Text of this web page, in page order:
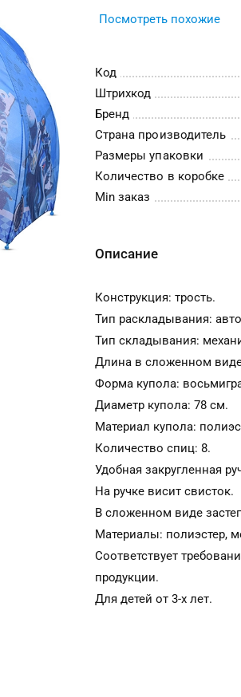
Посмотреть похожие
Код
Штрихкод
Бренд
Страна производитель
Размеры упаковки
Количество в коробке
Min заказ
Описание
Конструкция: трость.
Тип раскладывания:
Тип складывания:
Длина в сложенном
Форма купола:
Диаметр купола: 78 см.
Материал купола:
Количество спиц: 8.
Удобная закругленная
На ручке висит свисток.
В сложенном виде
Материалы: полиэстер,
Соответствует
продукции.
Для детей от 3-х лет.